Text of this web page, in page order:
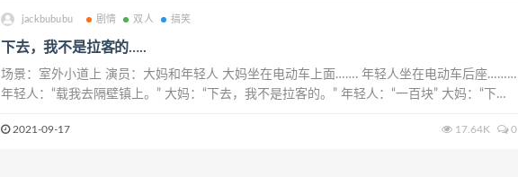
jackbububu 剧情 双人 搞笑
下去，我不是拉客的…..
场景：室外小道上 演员：大妈和年轻人 大妈坐在电动车上面……. 年轻人坐在电动车后座………
年轻人：“载我去隔壁镇上。” 大妈：“下去，我不是拉客的。” 年轻人：“一百块” 大妈：“下去”
2021-09-17 17.64K 0